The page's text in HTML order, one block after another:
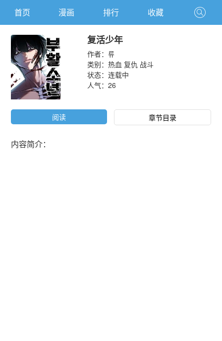
首页 漫画 排行 收藏
复活少年
作者： 류
类别： 热血 复仇 战斗
状态：连载中
人气： 26
阅读 章节目录
内容简介：